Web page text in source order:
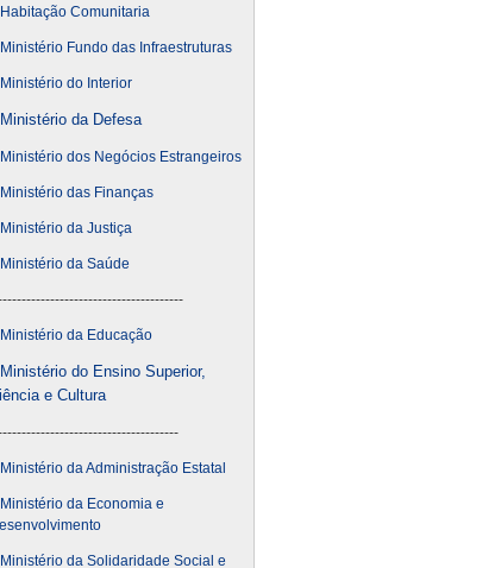
Comunitaria
Ministério Fundo das Infraestruturas
Ministério do Interior
Ministério da Defesa
Ministério dos Negócios Estrangeiros
Ministério das Finanças
Ministério da Justiça
Ministério da Saúde
Ministério da Educação
Ministério do Ensino Superior,
e Cultura
Ministério da Administração Estatal
Ministério da Economia e
Ministério da Solidaridade Social e